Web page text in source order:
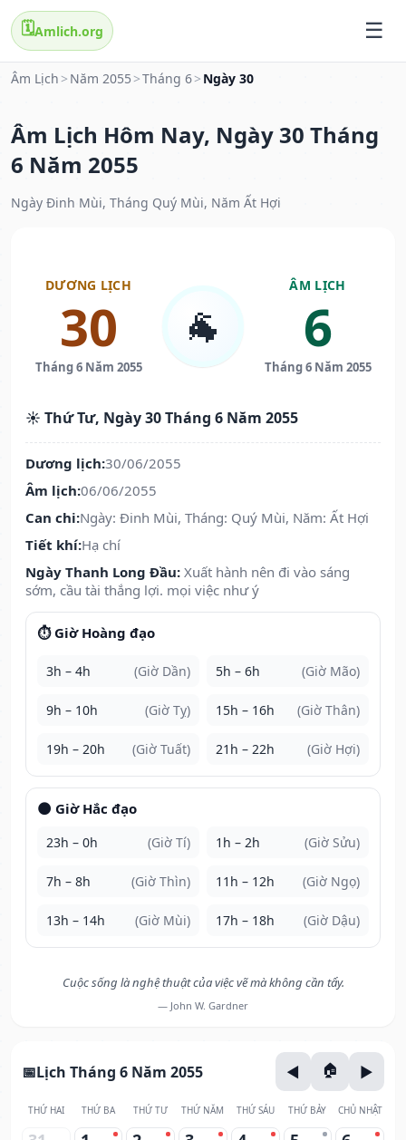
🗓️Amlich.org
Âm Lịch > Năm 2055 >Tháng 6> Ngày 30
Âm Lịch Hôm Nay, Ngày 30 Tháng
6 Năm 2055
Ngày Đinh Mùi, Tháng Quý Mùi, Năm Ất Hợi
DƯƠNG LỊCH
30
Tháng 6 Năm 2055
🐐
ÂM LỊCH
6
Tháng 6 Năm 2055
☀️ Thứ Tư, Ngày 30 Tháng 6 Năm 2055
Dương lịch:30/06/2055
Âm lịch:06/06/2055
Can chi:Ngày: Đinh Mùi, Tháng: Quý Mùi, Năm: Ất Hợi
Tiết khí:Hạ chí
Ngày Thanh Long Đầu: Xuất hành nên đi vào sáng
sớm, cầu tài thắng lợi. mọi việc như ý
⏱️ Giờ Hoàng đạo
3h – 4h (Giờ Dần) 5h – 6h (Giờ Mão)
9h – 10h (Giờ Tỵ) 15h – 16h (Giờ Thân)
19h – 20h (Giờ Tuất) 21h – 22h (Giờ Hợi)
🌑 Giờ Hắc đạo
23h – 0h (Giờ Tí) 1h – 2h (Giờ Sửu)
7h – 8h (Giờ Thìn) 11h – 12h (Giờ Ngọ)
13h – 14h (Giờ Mùi) 17h – 18h (Giờ Dậu)
Cuộc sống là nghệ thuật của việc vẽ mà không cần tẩy.
— John W. Gardner
Lịch Tháng 6 Năm 2055
THỨ HAI THỨ BA THỨ TƯ THỨ NĂM THỨ SÁU THỨ BẢY CHỦ NHẬT